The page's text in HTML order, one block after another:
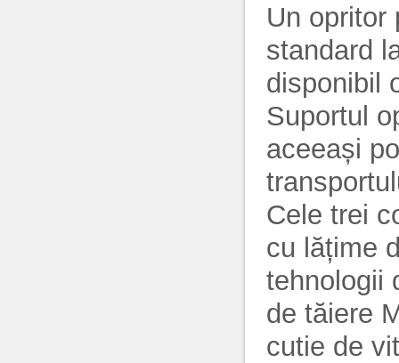
Un opritor
standard
disponibil
Suportul
aceeași
Cele trei
cu lățime
tehnologii
de tăiere
cutie de